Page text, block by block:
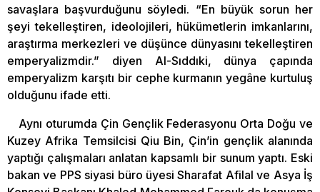
savaşlara başvurduğunu söyledi. “En büyük sorun her
şeyi tekelleştiren, ideolojileri, hükümetlerin imkanlarını,
araştırma merkezleri ve düşünce dünyasını tekelleştiren
emperyalizmdir.” diyen Al-Sıddıki, dünya çapında
emperyalizm karşıtı bir cephe kurmanın yegâne kurtuluş
olduğunu ifade etti.
Aynı oturumda Çin Gençlik Federasyonu Orta Doğu ve
Kuzey Afrika Temsilcisi Qiu Bin, Çin’in gençlik alanında
yaptığı çalışmaları anlatan kapsamlı bir sunum yaptı. Eski
bakan ve PPS siyasi büro üyesi Sharafat Afilal ve Asya İş